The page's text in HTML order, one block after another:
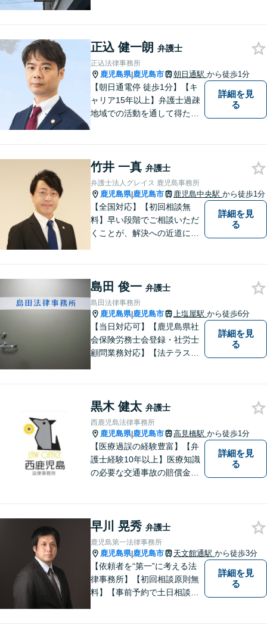
合わせも受け付けておりま
す。お気軽にご相談くださ
い。
正込 健一朗 弁護士
正込法律事務所
鹿児島県|鹿児島市 朝日通駅 から徒歩1分
【朝日通電停 徒歩1分】【キ
ャリア15年以上】弁護士過疎
地域での活動を通して得た経
適な解決策をご提案します
詳細を見
る
竹井 一真 弁護士
弁護士法人グレイス 鹿児島事務所
鹿児島県|鹿児島市 鹿児島中央駅 から徒歩1分
【全国対応】【初回相談無
料】早い段階でご相談いただ
くことが、解決への近道にな
どんなご相談でも、どうぞお
気軽にお声がけください。
【電話・WEB相談も対応可
能】
詳細を見
る
島田 俊一 弁護士
島田法律事務所
鹿児島県|鹿児島市 上塩屋駅 から徒歩6分
【当日対応可】【鹿児島県社
会保険労務士会登録・社労士
顧問業務対応】【法テラス対
詳細を見
る
黒木 健太 弁護士
西鹿児島法律事務所
鹿児島県|鹿児島市 高見橋駅 から徒歩1分
【医療過誤の経験豊富】【弁
護士経験10年以上】医療知識
の必要な交通事故の賠償金請
さい。依頼者様との信頼関係
を大切に解決へ向けて尽力い
たします。【休日・夜間対応
可】
詳細を見
る
早川 晃秀 弁護士
鹿児島第一法律事務所
鹿児島県|鹿児島市 天文館通駅 から徒歩3分
【依頼者を“第一”に考える法
律事務所】【初回相談原則無
料】【事前予約で土日相談
詳細を見
る